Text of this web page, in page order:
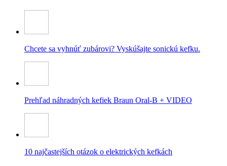
Chcete sa vyhnúť zubárovi? Vyskúšajte sonickú kefku.
Prehľad náhradných kefiek Braun Oral-B + VIDEO
10 najčastejších otázok o elektrických kefkách